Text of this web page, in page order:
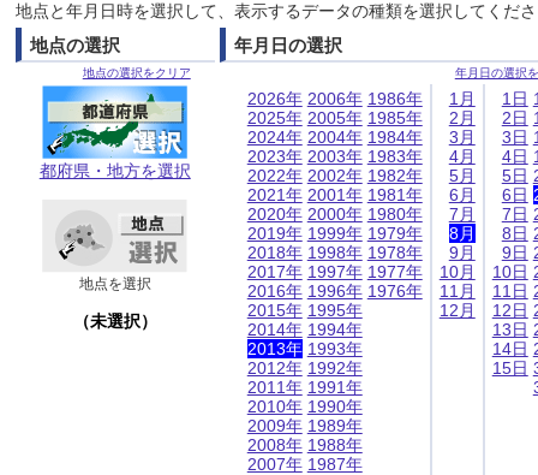
地点と年月日時を選択して、表示するデータの種類を選択してくだ
地点の選択
地点の選択をクリア
都府県・地方を選択
地点を選択
（未選択）
年月日の選択
年月日の選択
2026年
2025年
2024年
2023年
2022年
2021年
2020年
2019年
2018年
2017年
2016年
2015年
2014年
2013年
2012年
2011年
2010年
2009年
2008年
2007年
2006年
2005年
2004年
2003年
2002年
2001年
2000年
1999年
1998年
1997年
1996年
1995年
1994年
1993年
1992年
1991年
1990年
1989年
1988年
1987年
1986年
1985年
1984年
1983年
1982年
1981年
1980年
1979年
1978年
1977年
1976年
1月
2月
3月
4月
5月
6月
7月
8月
9月
10月
11月
12月
1日
2日
3日
4日
5日
6日
7日
8日
9日
10日
11日
12日
13日
14日
15日